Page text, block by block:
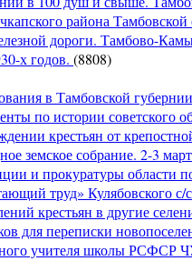
района
дороги. Тамбово-
х годов. (8808)
в Тамбовской
по истории советского
крестьян от
земское собрание. 2-3
и прокуратуры области
труд» Кулябовского с/
крестьян в другие
для переписки
учителя школы